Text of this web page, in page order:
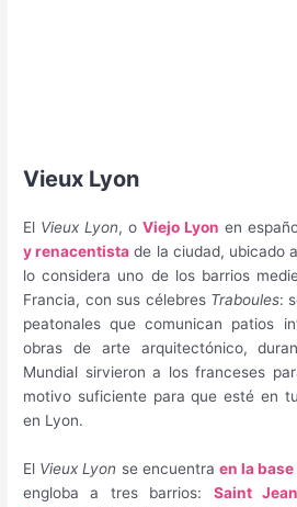
Vieux Lyon
El Vieux Lyon, oViejo Lyon en
y renacentista de la ciudad, ubicado
lo considera uno de los barrios
Francia, con sus célebres Traboules:
peatonales que comunican patios
obras de arte arquitectónico,
Mundial sirvieron a los franceses
motivo suficiente para que esté en
en Lyon.
El Vieux Lyon se encuentra en la
engloba a tres barrios: Saint Jean